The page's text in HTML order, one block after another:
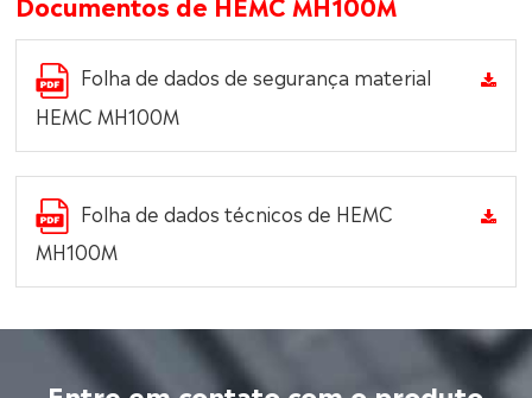
Folha de dados de segurança material
HEMC MH100M
Folha de dados técnicos de HEMC
MH100M